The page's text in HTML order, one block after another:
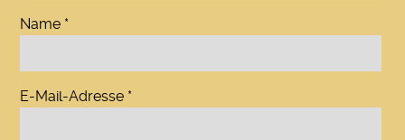
Name *
E-Mail-Adresse *